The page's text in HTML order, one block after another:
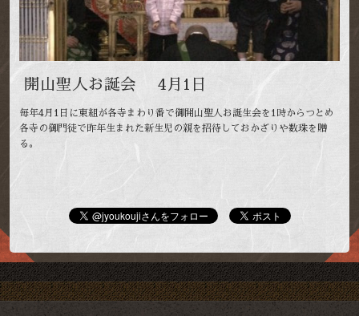
開山聖人お誕会 4月1日
毎年4月1日に東組が各寺まわり番で御開山聖人お誕生会を1時からつとめ
各寺の御門徒で昨年生まれた新生児の親を招待しておかざりや数珠を贈
る。